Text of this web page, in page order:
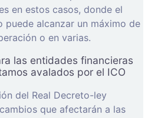
en estos casos, donde el
puede alcanzar un máximo de
o en varias.
las entidades financieras
avalados por el ICO
del Real Decreto-ley
que afectarán a las